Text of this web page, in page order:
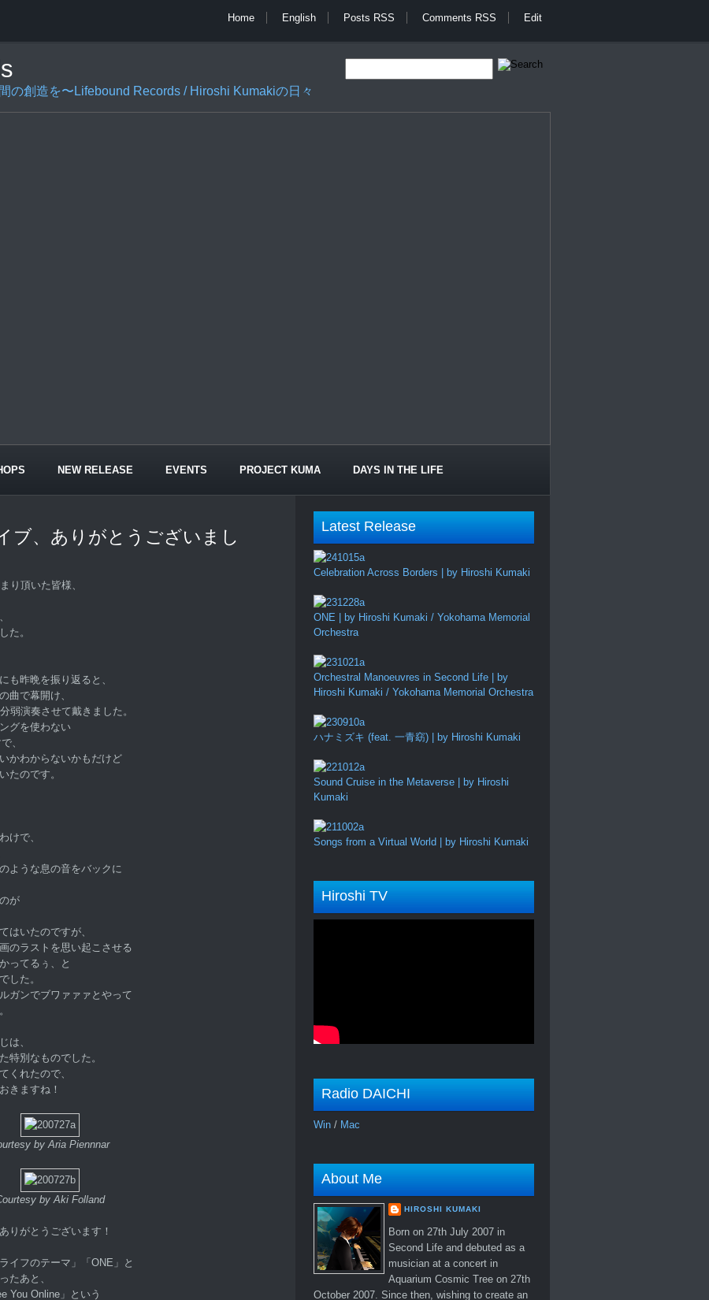
Home English Posts RSS Comments RSS Edit
の創造を〜Lifebound Records / Hiroshi Kumakiの日々
NEW RELEASE EVENTS PROJECT KUMA DAYS IN THE LIFE
ブ、ありがとうございまし
り頂いた皆様、
た。
も昨晩を振り返ると、
曲で幕開け、
弱演奏させて戴きました。
グを使わない
、
かわからないかもだけど
たのです。
けで、
ような息の音をバックに
が
はいたのですが、
のラストを思い起こさせる
ってるぅ、と
した。
ガンでブワァァァとやって
は、
特別なものでした。
くれたので、
きますね！
by Aria Piennnar
by Aki Folland
りがとうございます！
イフのテーマ」「ONE」と
たあと、
You Online」という
Latest Release
Celebration Across Borders | by Hiroshi Kumaki
ONE | by Hiroshi Kumaki / Yokohama Memorial
Orchestra
Orchestral Manoeuvres in Second Life | by
Hiroshi Kumaki / Yokohama Memorial Orchestra
ハナミズキ (feat. 一青窈) | by Hiroshi Kumaki
Sound Cruise in the Metaverse | by Hiroshi
Kumaki
Songs from a Virtual World | by Hiroshi Kumaki
Hiroshi TV
Radio DAICHI
Win / Mac
About Me
HIROSHI KUMAKI
Born on 27th July 2007 in
Second Life and debuted as a
musician at a concert in
Aquarium Cosmic Tree on 27th
October 2007. Since then, wishing to create an